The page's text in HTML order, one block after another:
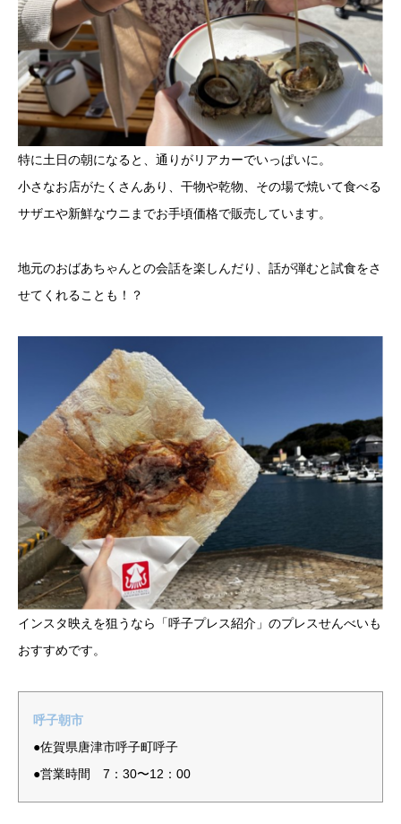
特に土日の朝になると、通りがリアカーでいっぱいに。
小さなお店がたくさんあり、干物や乾物、その場で焼いて食べる
サザエや新鮮なウニまでお手頃価格で販売しています。
地元のおばあちゃんとの会話を楽しんだり、話が弾むと試食をさ
せてくれることも！？
インスタ映えを狙うなら「呼子プレス紹介」のプレスせんべいも
おすすめです。
呼子朝市
●佐賀県唐津市呼子町呼子
●営業時間 7：30〜12：00